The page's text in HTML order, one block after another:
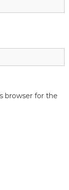
browser for the